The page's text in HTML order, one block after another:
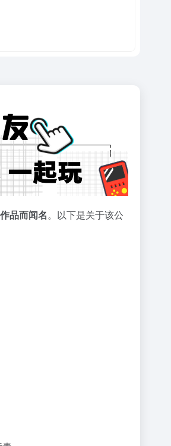
品而闻名。以下是关于该公